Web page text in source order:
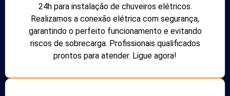
24h para instalação de chuveiros elétricos.
Realizamos a conexão elétrica com segurança,
garantindo o perfeito funcionamento e evitando
riscos de sobrecarga. Profissionais qualificados
prontos para atender. Ligue agora!